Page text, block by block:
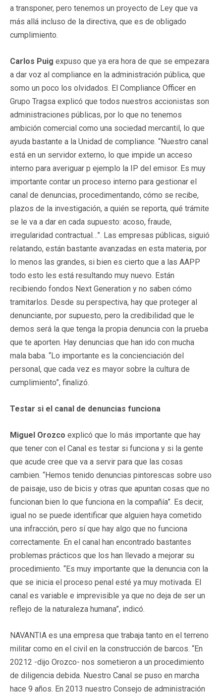
a transponer, pero tenemos un proyecto de Ley que va
más allá incluso de la directiva, que es de obligado
cumplimiento.
Carlos Puig expuso que ya era hora de que se empezara
a dar voz al compliance en la administración pública, que
somo un poco los olvidados. El Compliance Officer en
Grupo Tragsa explicó que todos nuestros accionistas son
administraciones públicas, por lo que no tenemos
ambición comercial como una sociedad mercantil, lo que
ayuda bastante a la Unidad de compliance. “Nuestro canal
está en un servidor externo, lo que impide un acceso
interno para averiguar p ejemplo la IP del emisor. Es muy
importante contar un proceso interno para gestionar el
canal de denuncias, procedimentando, cómo se recibe,
plazos de la investigación, a quién se reporta, qué trámite
se le va a dar en cada supuesto: acoso, fraude,
irregularidad contractual…”. Las empresas públicas, siguió
relatando, están bastante avanzadas en esta materia, por
lo menos las grandes, si bien es cierto que a las AAPP
todo esto les está resultando muy nuevo. Están
recibiendo fondos Next Generation y no saben cómo
tramitarlos. Desde su perspectiva, hay que proteger al
denunciante, por supuesto, pero la credibilidad que le
demos será la que tenga la propia denuncia con la prueba
que te aporten. Hay denuncias que han ido con mucha
mala baba. “Lo importante es la concienciación del
personal, que cada vez es mayor sobre la cultura de
cumplimiento”, finalizó.
Testar si el canal de denuncias funciona
Miguel Orozco explicó que lo más importante que hay
que tener con el Canal es testar si funciona y si la gente
que acude cree que va a servir para que las cosas
cambien. “Hemos tenido denuncias pintorescas sobre uso
de paisaje, uso de bicis y otras que apuntan cosas que no
funcionan bien lo que funciona en la compañía”. Es decir,
igual no se puede identificar que alguien haya cometido
una infracción, pero sí que hay algo que no funciona
correctamente. En el canal han encontrado bastantes
problemas prácticos que los han llevado a mejorar su
procedimiento. “Es muy importante que la denuncia con la
que se inicia el proceso penal esté ya muy motivada. El
canal es variable e imprevisible ya que no deja de ser un
reflejo de la naturaleza humana”, indicó.
NAVANTIA es una empresa que trabaja tanto en el terreno
militar como en el civil en la construcción de barcos. “En
20212 -dijo Orozco- nos sometieron a un procedimiento
de diligencia debida. Nuestro Canal se puso en marcha
hace 9 años. En 2013 nuestro Consejo de administración